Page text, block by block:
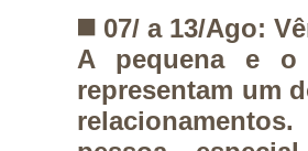
◼️ 07/ a 13/Ago:
A pequena e o
representam um